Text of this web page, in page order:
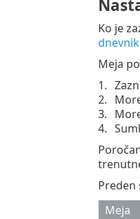
Ko je
Meja
Preden
Meja